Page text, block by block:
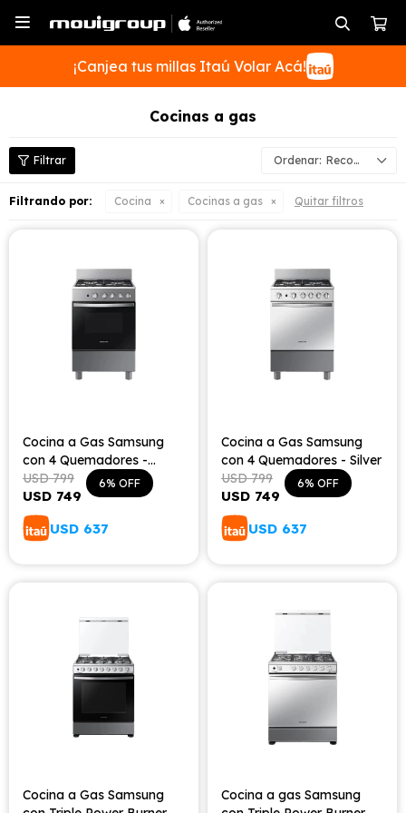

¡Canjea tus millas Itaú Volar Acá!
Cocinas a gas
Recomendados
Filtrando por: Cocina Cocinas a gas Quitar filtros
Cocina a Gas Samsung
con 4 Quemadores -
Black
USD 749
USD 799 6
USD 637
Cocina a Gas Samsung
con 4 Quemadores - Silver
USD 749
USD 799 6
USD 637
Cocina a Gas Samsung
Cocina a gas Samsung